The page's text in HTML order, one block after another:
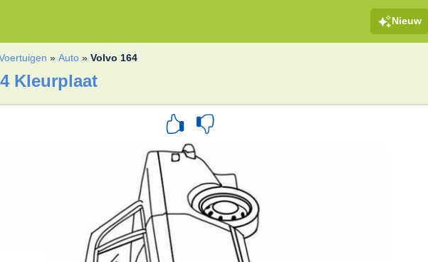
Nieuw
»Auto »Volvo 164
Kleurplaat